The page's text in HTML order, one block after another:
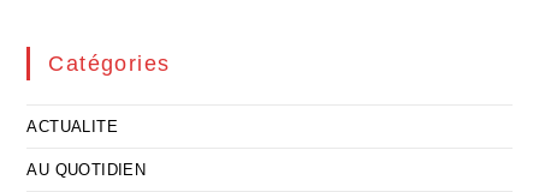
Catégories
ACTUALITE
AU QUOTIDIEN